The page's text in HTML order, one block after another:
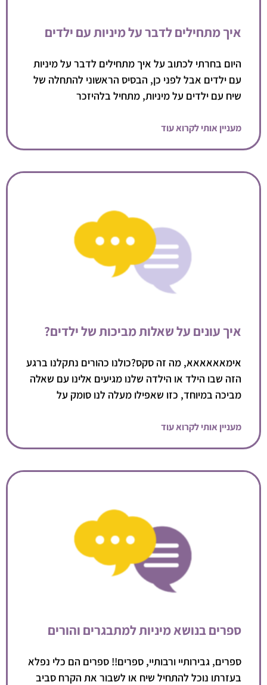
איך מתחילים לדבר על מיניות עם ילדים
היום בחרתי לכתוב על איך מתחילים לדבר על מיניות
עם ילדים אבל לפני כן, הבסיס הראשוני להתחלה של
שיח עם ילדים על מיניות, מתחיל בלהיזכר
מעניין אותי לקרוא עוד
איך עונים על שאלות מביכות של ילדים?
אימאאאאאא, מה זה סקס?כולנו כהורים נתקלנו ברגע
הזה שבו הילד או הילדה שלנו מגיעים אלינו עם שאלה
מביכה במיוחד, כזו שאפילו מעלה לנו סומק על
מעניין אותי לקרוא עוד
ספרים בנושא מיניות למתבגרים והורים
ספרים, גבירותיי ורבותיי, ספרים!! ספרים הם כלי נפלא
בעזרתו נוכל להתחיל שיח או לשבור את הקרח סביב